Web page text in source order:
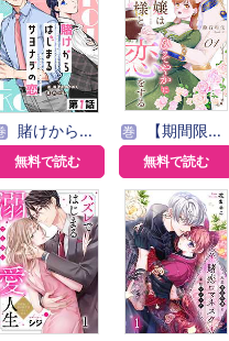
賭けからはじまるサヨナラの恋【単話版】
無料で読む
巻 【期間限定無料】本好き令嬢は敏腕公爵様とひそやかに恋をする
無料で読む